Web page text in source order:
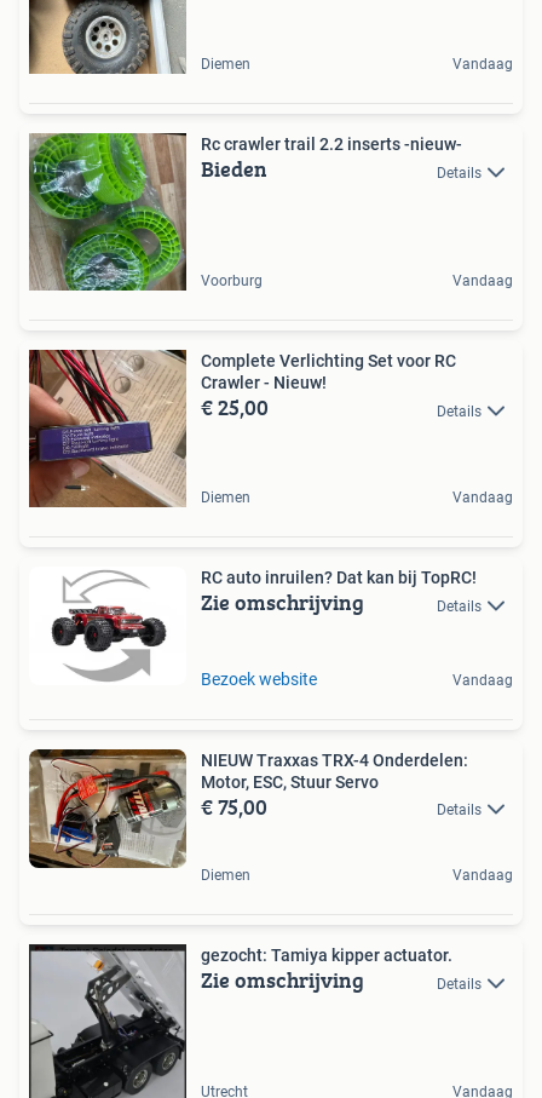
Diemen Vandaag
Rc crawler trail 2.2 inserts -nieuw-
Bieden Details
Voorburg Vandaag
Complete Verlichting Set voor RC
Crawler - Nieuw!
€ 25,00 Details
Diemen Vandaag
RC auto inruilen? Dat kan bij TopRC!
Zie omschrijving Details
Bezoek website Vandaag
NIEUW Traxxas TRX-4 Onderdelen:
Motor, ESC, Stuur Servo
€ 75,00 Details
Diemen Vandaag
gezocht: Tamiya kipper actuator.
Zie omschrijving Details
Utrecht Vandaag